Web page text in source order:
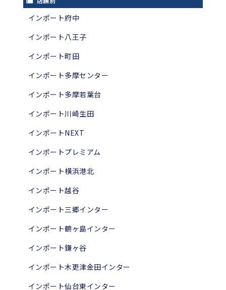
インポート府中
インポート八王子
インポート町田
インポート多摩センター
インポート多摩若葉台
インポート川崎生田
インポートNEXT
インポートプレミアム
インポート横浜港北
インポート越谷
インポート三郷インター
インポート鶴ヶ島インター
インポート鎌ヶ谷
インポート木更津金田インター
インポート仙台東インター